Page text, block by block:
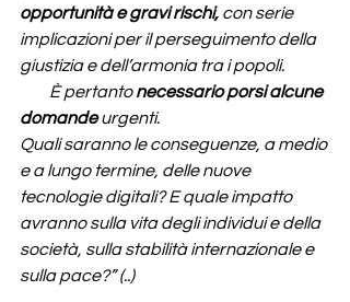
opportunità e gravi rischi, con serie
implicazioni per il perseguimento della
giustizia e dell’armonia tra i popoli.
È pertanto necessario porsi alcune
domande urgenti.
Quali saranno le conseguenze, a medio
e a lungo termine, delle nuove
tecnologie digitali? E quale impatto
avranno sulla vita degli individui e della
società, sulla stabilità internazionale e
sulla pace?” (..)